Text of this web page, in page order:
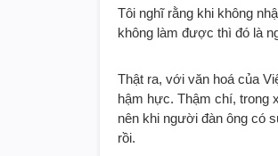
Tôi nghĩ rằng khi không
không làm được thì đó là
Thật ra, với văn hoá của
hậm hực. Thậm chí, trong
nên khi người đàn ông có
rồi.